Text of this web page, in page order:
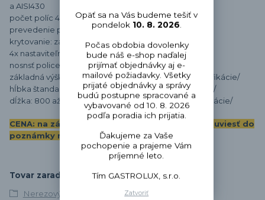
a AISI430
počet políc 4
prevedenie políc: plné
krytovanie: zadná stena,ľavá a pravá stena
4x nastaviteľná nožička
nosnsť police: 80kg
základná výška: 1700 mm /alebo podľa vlastnej špecifikácie/
hĺbka štandard: 400 až 600 /alebo podľa špecifikácie/
dĺžka: 800 až 1800 mm /alebo podľa vlastnej špecifikácie/
CENA: na základe vlastnej špecifikácie veľkosti uviesť do
poznámky rozmery
Tovar zaradený v kategóriách
Nerezový nábytok
Opäť sa na Vás budeme tešiť v
pondelok 10. 8. 2026.
Počas obdobia dovolenky
bude náš e-shop naďalej
prijímať objednávky aj e-
mailové požiadavky. Všetky
prijaté objednávky a správy
budú postupne spracované a
vybavované od 10. 8. 2026
podľa poradia ich prijatia.
Ďakujeme za Vaše
pochopenie a prajeme Vám
príjemné leto.
Tím GASTROLUX, s.r.o.
Zatvoriť